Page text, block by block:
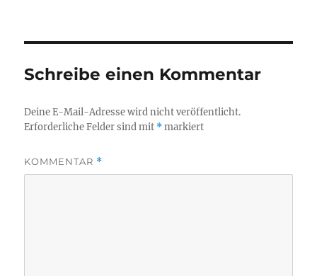
Schreibe einen Kommentar
Deine E-Mail-Adresse wird nicht veröffentlicht.
Erforderliche Felder sind mit *markiert
KOMMENTAR *